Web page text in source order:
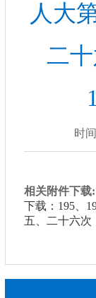
人大
二十
时
相关附件下载:
下载：195、
五、二十六次